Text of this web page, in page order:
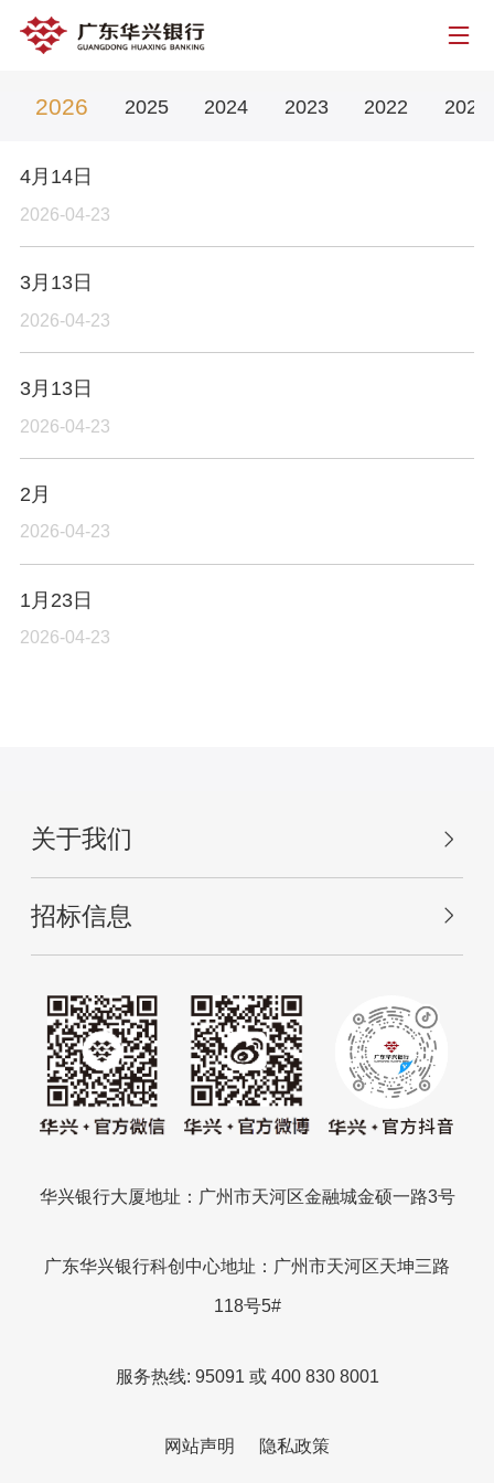
2026 2025 2024 2023 2022 2021
4月14日
2026-04-23
3月13日
2026-04-23
3月13日
2026-04-23
2月
2026-04-23
1月23日
2026-04-23
关于我们
招标信息
华兴银行大厦地址：广州市天河区金融城金硕一路3号
广东华兴银行科创中心地址：广州市天河区天坤三路
118号5#
服务热线: 95091 或 400 830 8001
网站声明 隐私政策